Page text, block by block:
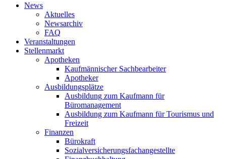
News
Aktuelles
Newsarchiv
FAQ
Veranstaltungen
Stellenmarkt
Apotheken
Kaufmännischer Sachbearbeiter
Apotheker
Ausbildungsplätze
Ausbildung zum Kaufmann für
Büromanagement
Ausbildung zum Kaufmann für Tourismus und
Freizeit
Finanzen
Bürokraft
Sozialversicherungsfachangestellte